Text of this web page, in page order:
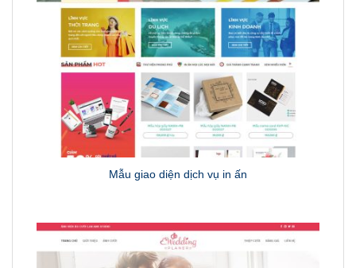
Mẫu giao diện dịch vụ in ấn